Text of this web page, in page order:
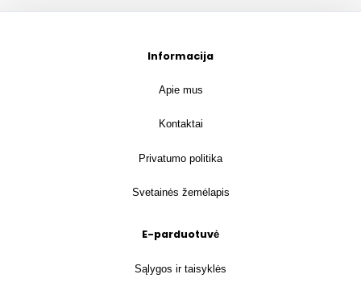
Informacija
Apie mus
Kontaktai
Privatumo politika
Svetainės žemėlapis
E-parduotuvė
Sąlygos ir taisyklės